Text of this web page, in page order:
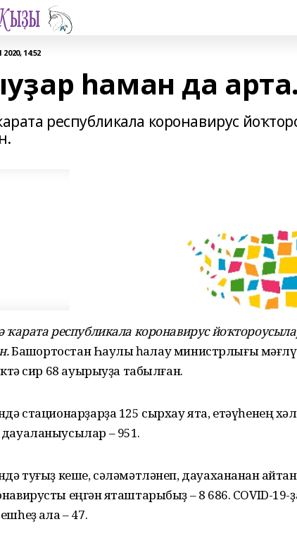
14:52
һаман да
республикала коронавирус
ҡарата республикала коронавирус
Башҡортостан Һаулыҡ һаҡлау министрлығы
сир 68 ауырыуҙа табылған.
стационарҙарҙа 125 сырхау ята, етәүһенең
– 951.
туғыҙ кеше, сәләмәтләнеп, дауахананан
еңгән яҡташтарыбыҙ – 8 686. COVID-
ҡала – 47.